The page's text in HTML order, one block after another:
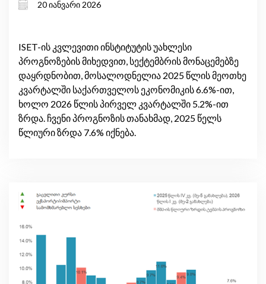
პროგნოზის განახლება, იანვარი
20 იანვარი 2026
ISET-ის კვლევითი ინსტიტუტის უახლესი
პროგნოზების მიხედვით, სექტემბრის მონაცემებზე
დაყრდნობით, მოსალოდნელია 2025 წლის მეოთხე
კვარტალში საქართველოს ეკონომიკის 6.6%-ით,
ხოლო 2026 წლის პირველ კვარტალში 5.2%-ით
ზრდა. ჩვენი პროგნოზის თანახმად, 2025 წელს
წლიური ზრდა 7.6% იქნება.